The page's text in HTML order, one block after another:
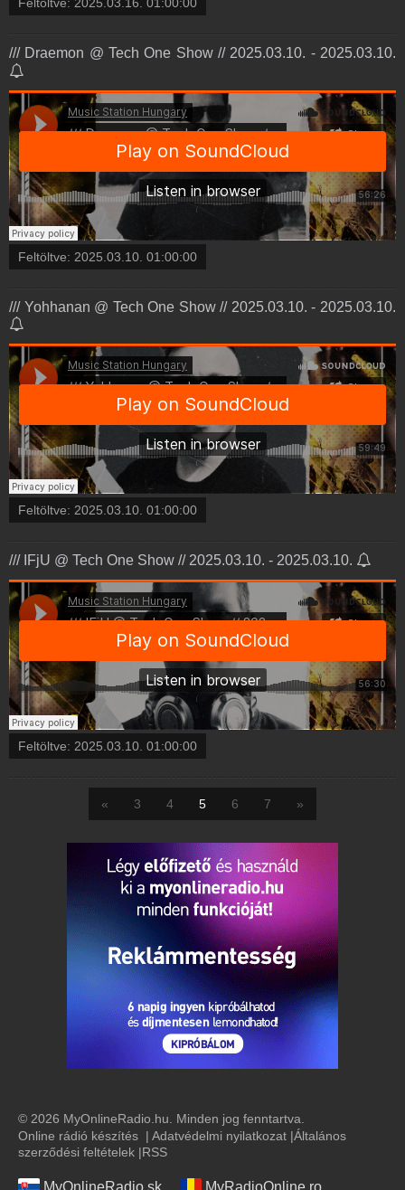
/// Draemon @ Tech One Show // 2025.03.10. - 2025.03.10.
Feltöltve: 2025.03.10. 01:00:00
/// Yohhanan @ Tech One Show // 2025.03.10. - 2025.03.10.
Feltöltve: 2025.03.10. 01:00:00
/// IFjU @ Tech One Show // 2025.03.10. - 2025.03.10.
Feltöltve: 2025.03.10. 01:00:00
« 3 4 5 6 7 »
© 2026 MyOnlineRadio.hu. Minden jog fenntartva.
Online rádió készítés | Adatvédelmi nyilatkozat |Általános
szerződési feltételek |RSS